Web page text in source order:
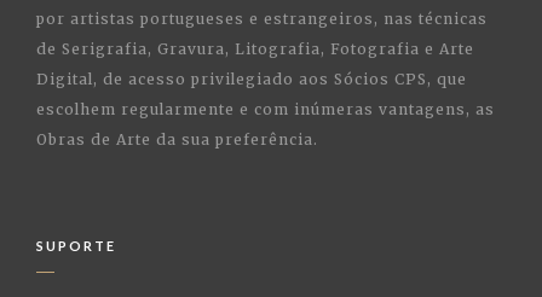
por artistas portugueses e estrangeiros, nas técnicas
de Serigrafia, Gravura, Litografia, Fotografia e Arte
Digital, de acesso privilegiado aos Sócios CPS, que
escolhem regularmente e com inúmeras vantagens, as
Obras de Arte da sua preferência.
SUPORTE